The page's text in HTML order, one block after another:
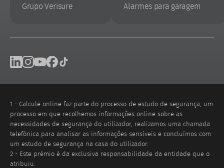
Grupo Verisure
Alarmes para garagem
Footer
networks
LinkedinInstagram
Youtube
1 - Calcule online faz parte do processo de estudo de segurança, um
processo em que recolhemos informações online sobre as
necessidades de segurança do utilizador, realizamos uma chamada
telefónica para analisar as informações sensíveis e concluímos com
um estudo de segurança na casa do utilizador.
2 - Este prémio é da exclusiva responsabilidade da entidade que o
atribuiu.